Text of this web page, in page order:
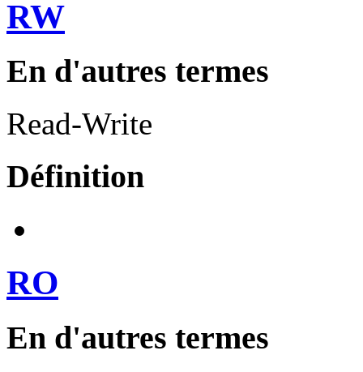
RW
En d'autres termes
Read-Write
Définition
RO
En d'autres termes